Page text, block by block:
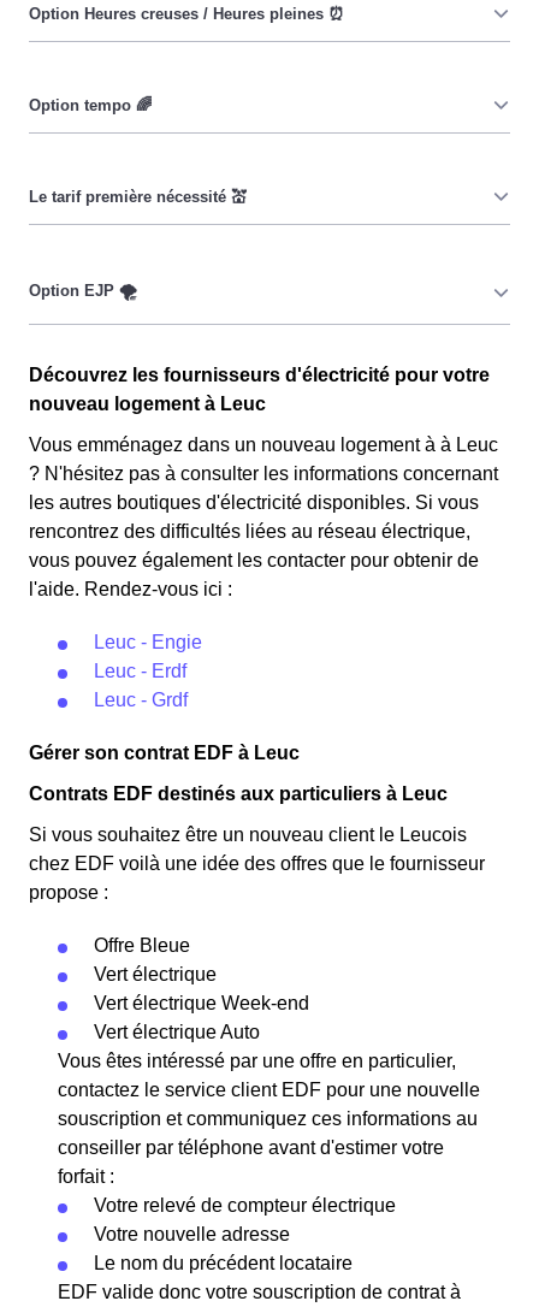
date, ni de l'heure, que ce soit en à Leuc ou ailleurs. 💡
Leuc est réduit. ⚡
Leucois à réduire leur consommation pendant 65 jours
par an, lorsque le prix du kiloWatt est plus élevé. 💡🔋
pour les consommateurs Leucois couverts par la CMU,
permettant ainsi de réduire sa facture d'électricité en
faisant attention à sa consommation en à Leuc. Ce tarif
en France et est accessible aux Leucois éligibles. 💡🏠
uniquement les clients Leucois qui l'avaient choisie
avant 1998. Elle implique deux tarifs : pendant 22 jours,
le prix de l'électricité est multiplié par quatre, tandis que
les autres jours de l'année, le prix est réduit de 20% par
rapport au tarif normal en à Leuc. ⚡💸
Découvrez les fournisseurs d'électricité pour votre
nouveau logement à Leuc
Vous emménagez dans un nouveau logement à à Leuc
? N'hésitez pas à consulter les informations concernant
les autres boutiques d'électricité disponibles. Si vous
rencontrez des difficultés liées au réseau électrique,
vous pouvez également les contacter pour obtenir de
l'aide. Rendez-vous ici :
Leuc - Engie
Leuc - Erdf
Leuc - Grdf
Gérer son contrat EDF à Leuc
Contrats EDF destinés aux particuliers à Leuc
Si vous souhaitez être un nouveau client le Leucois
chez EDF voilà une idée des offres que le fournisseur
propose :
Offre Bleue
Vert électrique
Vert électrique Week-end
Vert électrique Auto
Vous êtes intéressé par une offre en particulier,
contactez le service client EDF pour une nouvelle
souscription et communiquez ces informations au
conseiller par téléphone avant d'estimer votre
forfait :
Votre relevé de compteur électrique
Votre nouvelle adresse
Le nom du précédent locataire
EDF valide donc votre souscription de contrat à